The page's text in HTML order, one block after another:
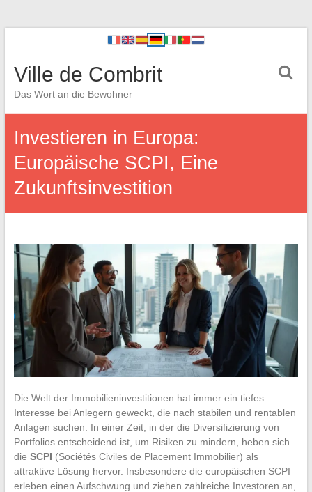
Ville de Combrit
Das Wort an die Bewohner
Investieren in Europa:
Europäische SCPI, Eine
Zukunftsinvestition
Die Welt der Immobilieninvestitionen hat immer ein tiefes
Interesse bei Anlegern geweckt, die nach stabilen und rentablen
Anlagen suchen. In einer Zeit, in der die Diversifizierung von
Portfolios entscheidend ist, um Risiken zu mindern, heben sich
die SCPI (Sociétés Civiles de Placement Immobilier) als
attraktive Lösung hervor. Insbesondere die europäischen SCPI
erleben einen Aufschwung und ziehen zahlreiche Investoren an,